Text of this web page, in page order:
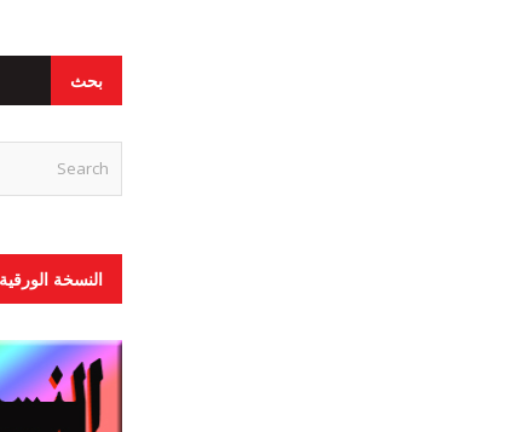
بحث
النسخة الورقية